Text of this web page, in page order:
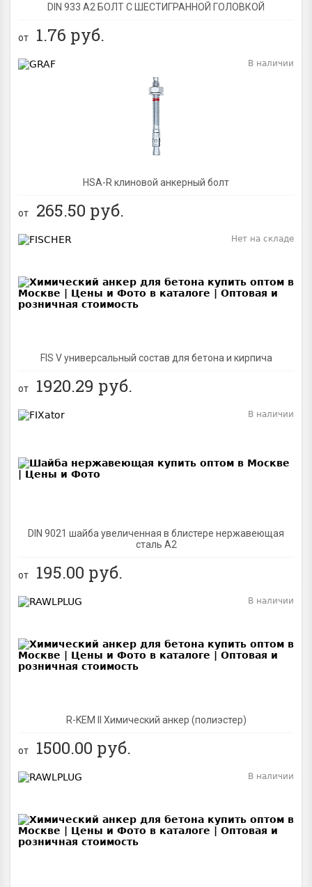
DIN 933 А2 БОЛТ С ШЕСТИГРАННОЙ ГОЛОВКОЙ
от 1.76 руб.
HSA-R клиновой анкерный болт
В наличии
от 265.50 руб.
FIS V универсальный состав для бетона и кирпича
Нет на складе
от 1920.29 руб.
DIN 9021 шайба увеличенная в блистере нержавеющая
сталь A2
В наличии
от 195.00 руб.
R-KEM II Химический анкер (полиэстер)
В наличии
от 1500.00 руб.
В наличии